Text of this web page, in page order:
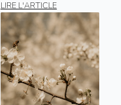
LIRE L'ARTICLE